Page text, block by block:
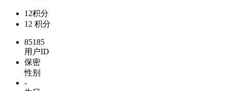
12积分
12 积分
85185
用户ID
保密
性别
-